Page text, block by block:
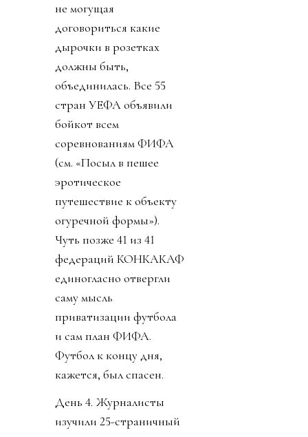
не могущая
договориться какие
дырочки в розетках
должны быть,
объединилась. Все 55
стран УЕФА объявили
бойкот всем
соревнованиям ФИФА
(см. «Посыл в пешее
эротическое
путешествие к объекту
огуречной формы»).
Чуть позже 41 из 41
федераций КОНКАКАФ
единогласно отвергли
саму мысль
приватизации футбола
и сам план ФИФА.
Футбол к концу дня,
кажется, был спасен.
День 4. Журналисты
изучили 25-страничный